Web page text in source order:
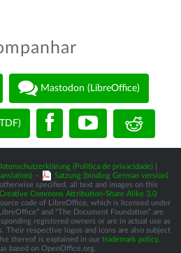
Mastodon (LibreOffice)
(Política de privacidade)
-
Satzung (binding German version)
specified, all text and images on this
Creative Commons Attribution-Share Alike 3.0
code of LibreOffice, which is licensed under
and “The Document Foundation” are
registered owners or are in actual use as
Their respective logos and icons are also subject
thereof is explained in our trademark policy
based on OpenOffice.org.